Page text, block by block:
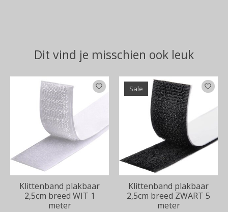
Dit vind je misschien ook leuk
Items van productcarrousel
Klittenband plakbaar
2,5cm breed WIT 1
meter
Sale
Klittenband plakbaar
2,5cm breed ZWART 5
meter